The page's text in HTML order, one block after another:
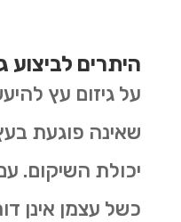
היתרים לביצוע
על גיזום עץ
שאינה פוגעת
יכולת השיקום.
כשל עצמן אינן